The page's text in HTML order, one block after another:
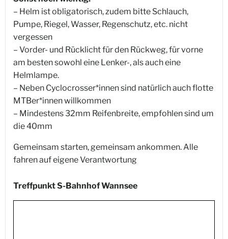
– Helm ist obligatorisch, zudem bitte Schlauch,
Pumpe, Riegel, Wasser, Regenschutz, etc. nicht
vergessen
– Vorder- und Rücklicht für den Rückweg, für vorne
am besten sowohl eine Lenker-, als auch eine
Helmlampe.
– Neben Cyclocrosser*innen sind natürlich auch flotte
MTBer*innen willkommen
– Mindestens 32mm Reifenbreite, empfohlen sind um
die 40mm
Gemeinsam starten, gemeinsam ankommen. Alle
fahren auf eigene Verantwortung
Treffpunkt S-Bahnhof Wannsee